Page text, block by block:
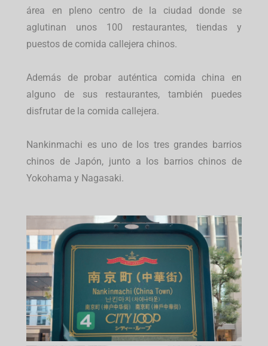
área en pleno centro de la ciudad donde se
aglutinan unos 100 restaurantes, tiendas y
puestos de comida callejera chinos.
Además de probar auténtica comida china en
alguno de sus restaurantes, también puedes
disfrutar de la comida callejera.
Nankinmachi es uno de los tres grandes barrios
chinos de Japón, junto a los barrios chinos de
Yokohama y Nagasaki.